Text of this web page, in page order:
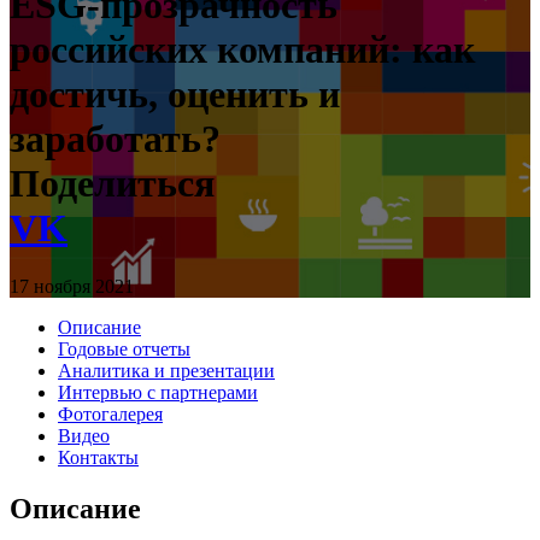
российских компаний: как
достичь, оценить и
заработать?
Поделиться
VK
17 ноября 2021
Описание
Годовые отчеты
Аналитика и презентации
Интервью с партнерами
Фотогалерея
Видео
Контакты
Описание